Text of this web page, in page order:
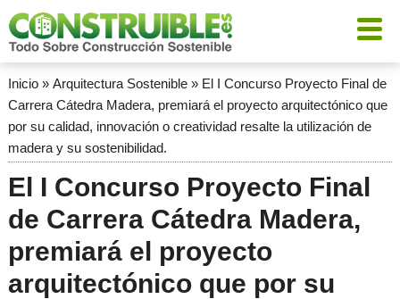
Inicio» Arquitectura Sostenible» El I Concurso Proyecto Final de
Carrera Cátedra Madera, premiará el proyecto arquitectónico que
por su calidad, innovación o creatividad resalte la utilización de
madera y su sostenibilidad.
El I Concurso Proyecto Final
de Carrera Cátedra Madera,
premiará el proyecto
arquitectónico que por su